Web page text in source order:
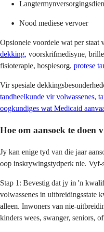
Nood mediese vervoer
Opsionele voordele wat per staat
dekking, voorskrifmedisyne,
fisioterapie, hospiesorg, protese
Vir spesiale
tandheelkunde vir volwassenes,
oogkundiges wat Medicaid
Hoe om aansoek te doen
Jy kan enige tyd van die jaar
oop inskrywingstydperk nie. Vyf-
Stap 1: Bevestig dat jy in 'n
volwassenes in uitbreidingsstate
alleen. Inwoners van nie-
kinders wees, swanger, seniors,